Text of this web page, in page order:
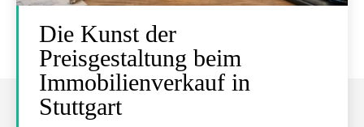
Die Kunst der
Preisgestaltung beim
Immobilienverkauf in
Stuttgart